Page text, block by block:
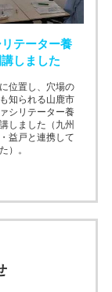
テーター養
しました
位置し、穴場の
知られる山鹿市
シリテーター養
しました（九州
益戸と連携して
）。